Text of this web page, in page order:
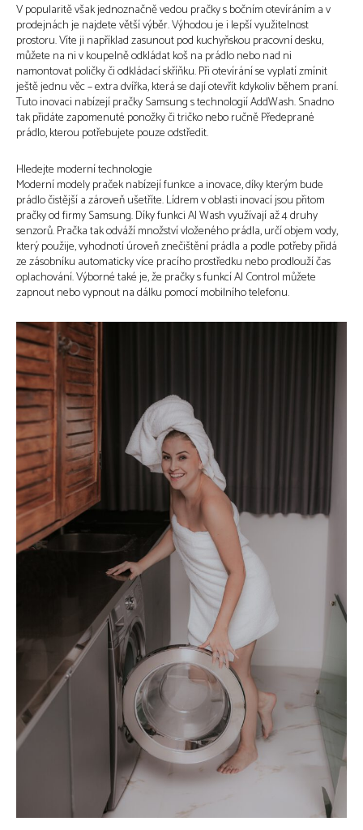
V popularitě však jednoznačně vedou pračky s bočním otevíráním a v
prodejnách je najdete větší výběr. Výhodou je i lepší využitelnost
prostoru. Víte ji například zasunout pod kuchyňskou pracovní desku,
můžete na ni v koupelně odkládat koš na prádlo nebo nad ni
namontovat poličky či odkládací skříňku. Při otevírání se vyplatí zmínit
ještě jednu věc – extra dvířka, která se dají otevřít kdykoliv během praní.
Tuto inovaci nabízejí pračky Samsung s technologií AddWash. Snadno
tak přidáte zapomenuté ponožky či tričko nebo ručně Předeprané
prádlo, kterou potřebujete pouze odstředit.
Hledejte moderní technologie
Moderní modely praček nabízejí funkce a inovace, díky kterým bude
prádlo čistější a zároveň ušetříte. Lídrem v oblasti inovací jsou přitom
pračky od firmy Samsung. Díky funkci AI Wash využívají až 4 druhy
senzorů. Pračka tak odváží množství vloženého prádla, určí objem vody,
který použije, vyhodnotí úroveň znečištění prádla a podle potřeby přidá
ze zásobníku automaticky více pracího prostředku nebo prodlouží čas
oplachování. Výborné také je, že pračky s funkcí AI Control můžete
zapnout nebo vypnout na dálku pomocí mobilního telefonu.